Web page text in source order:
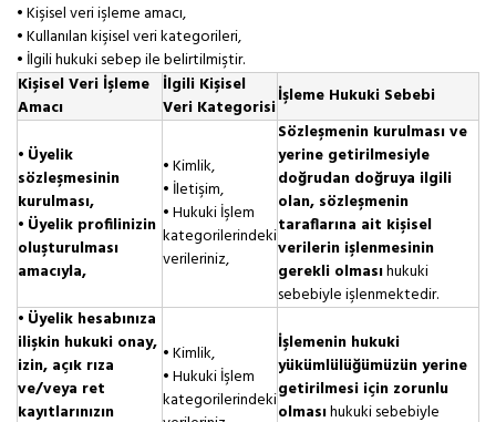
• Kişisel veri işleme amacı,
• Kullanılan kişisel veri kategorileri,
• İlgili hukuki sebep ile belirtilmiştir.
Kişisel Veri İşleme
Amacı
İlgili Kişisel
Veri Kategorisiİşleme Hukuki Sebebi
• Üyelik
sözleşmesinin
kurulması,
• Üyelik profilinizin
oluşturulması
amacıyla,
• Kimlik,
• İletişim,
• Hukuki İşlem
kategorilerindeki
verileriniz,
Sözleşmenin kurulması ve
yerine getirilmesiyle
doğrudan doğruya ilgili
olan, sözleşmenin
taraflarına ait kişisel
verilerin işlenmesinin
gerekli olmasıhukuki
sebebiyle işlenmektedir.
• Üyelik hesabınıza
ilişkin hukuki onay,
izin, açık rıza
ve/veya ret
kayıtlarınızın
• Kimlik,
• Hukuki İşlem
kategorilerindeki
İşlemenin hukuki
yükümlülüğümüzün yerine
getirilmesi için zorunlu
olmasıhukuki sebebiyle